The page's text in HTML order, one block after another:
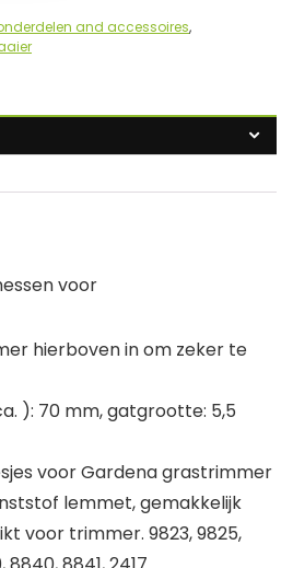
and accessoires,
voor
hierboven in om zeker te
): 70 mm, gatgrootte: 5,5
voor Gardena grastrimmer
lemmet, gemakkelijk
voor trimmer. 9823, 9825,